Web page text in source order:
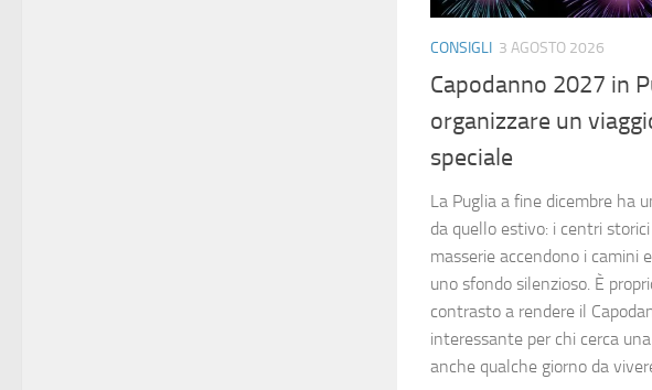
CONSIGLI 3 AGOSTO 2026
Capodanno 2027 in
organizzare un
speciale
La Puglia a fine dicembre ha
da quello estivo: i centri
masserie accendono i camini
uno sfondo silenzioso. È
contrasto a rendere il
interessante per chi cerca
anche qualche giorno da